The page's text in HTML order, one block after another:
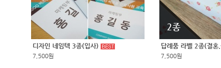
디자인 네임텍 3종(입사)
7,500원
2종
답례품 라벨 2종(결
7,500원